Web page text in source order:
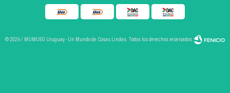
© 2026 / MUMUSO Uruguay - Un Mundo de Cosas Lindas. Todos los derechos reservados.